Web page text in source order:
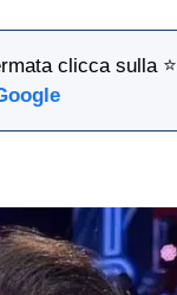
clicca sulla ⭐